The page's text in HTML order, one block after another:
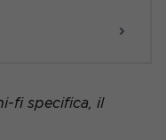
fi specifica, il